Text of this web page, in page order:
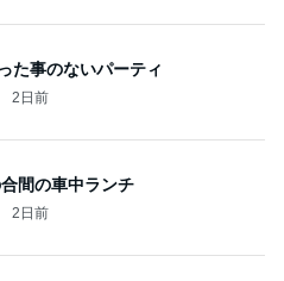
た事のないパーティ
2日前
間の車中ランチ
2日前